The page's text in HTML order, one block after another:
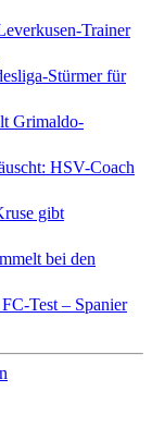
Trainer
Stürmer für
Grimaldo-
HSV-Coach
gibt
bei den
Test – Spanier